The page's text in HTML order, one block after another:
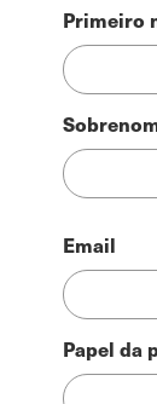
Pessoa
Contato
Primeiro
Email
Papel da